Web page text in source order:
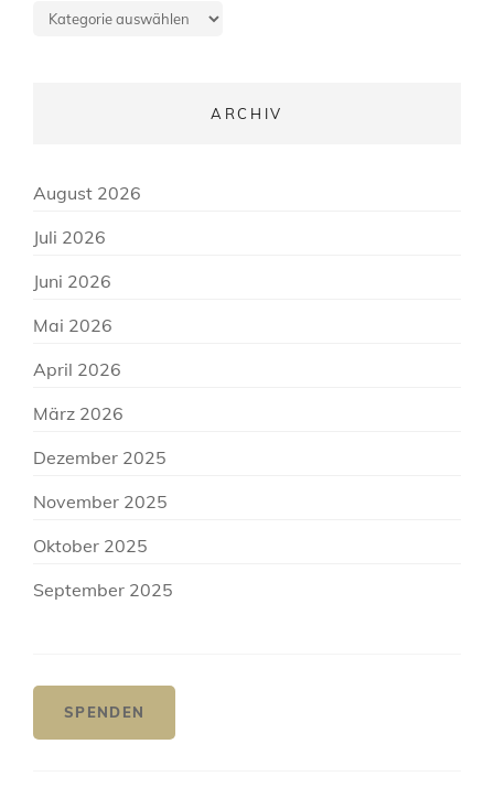
Beitragskategorien
ARCHIV
August 2026
Juli 2026
Juni 2026
Mai 2026
April 2026
März 2026
Dezember 2025
November 2025
Oktober 2025
September 2025
SPENDEN